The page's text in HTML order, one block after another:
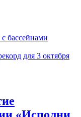
бассейнами
для 3 октября